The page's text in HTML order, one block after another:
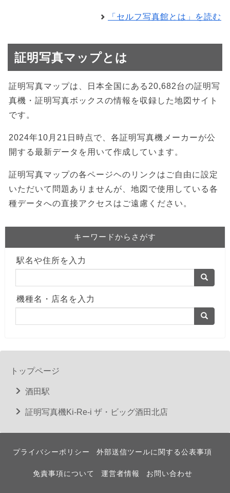
「セルフ写真館とは」を読む
証明写真マップとは
証明写真マップは、日本全国にある20,682台の証明写
真機・証明写真ボックスの情報を収録した地図サイト
です。
2024年10月21日時点で、各証明写真機メーカーが公
開する最新データを用いて作成しています。
証明写真マップの各ページヘのリンクはご自由に設定
いただいて問題ありませんが、地図で使用している各
種データへの直接アクセスはご遠慮ください。
キーワードからさがす
駅名や住所を入力
機種名・店名を入力
トップページ
酒田駅
証明写真機Ki-Re-i ザ・ビッグ酒田北店
プライバシーポリシー 外部送信ツールに関する公表事項
免責事項について 運営者情報 お問い合わせ